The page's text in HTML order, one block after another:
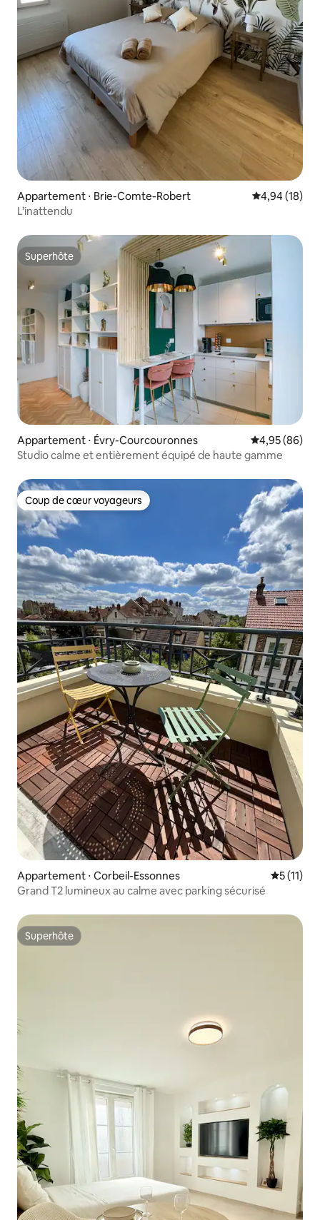
Appartement ⋅ Brie-Comte-Robert Évaluation
4,94 (18)
L’inattendu
Superhôte
Superhôte
Appartement ⋅ Évry-Courcouronnes Évaluation
4,95 (86)
Studio calme et entièrement équipé de haute gamme
Coup de cœur voyageurs
Coup de cœur voyageurs
Appartement ⋅ Corbeil-Essonnes
5 (11)
Grand T2 lumineux au calme avec parking sécurisé
Superhôte
Superhôte